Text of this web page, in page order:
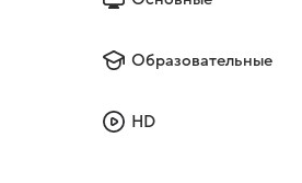
Образовательные
HD